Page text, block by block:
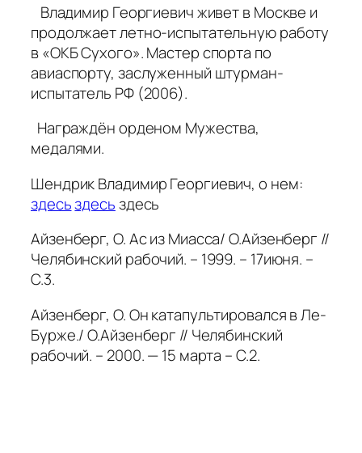
Владимир Георгиевич живет в Москве и
продолжает летно-испытательную работу
в «ОКБ Сухого». Мастер спорта по
авиаспорту, заслуженный штурман-
испытатель РФ (2006).
Награждён орденом Мужества,
медалями.
Шендрик Владимир Георгиевич, о нем:
здесьздесьздесь
Айзенберг, О. Ас из Миасса/ О.Айзенберг //
Челябинский рабочий. – 1999. – 17июня. –
С.3.
Айзенберг, О. Он катапультировался в Ле-
Бурже./ О.Айзенберг // Челябинский
рабочий. – 2000. — 15 марта – С.2.